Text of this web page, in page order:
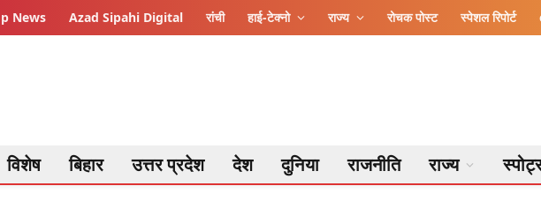
News Azad Sipahi Digital रांची हाई-टेक्नो राज्य रोचक पोस्ट स्पेशल रिपोर्ट
विशेष बिहार उत्तर प्रदेश देश दुनिया राजनीति राज्य